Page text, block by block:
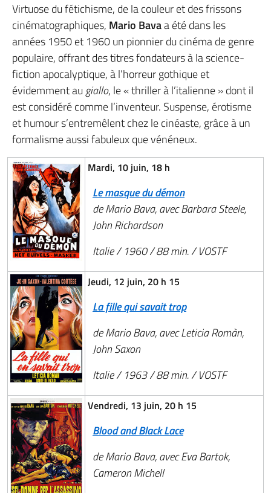
Virtuose du fétichisme, de la couleur et des frissons
cinématographiques, Mario Bavaa été dans les
années 1950 et 1960 un pionnier du cinéma de genre
populaire, offrant des titres fondateurs à la science-
fiction apocalyptique, à l’horreur gothique et
évidemment augiallo, le « thriller à l’italienne » dont il
est considéré comme l’inventeur. Suspense, érotisme
et humour s’entremêlent chez le cinéaste, grâce à un
formalisme aussi fabuleux que vénéneux.
Mardi, 10 juin, 18 h
Le masque du démon
de Mario Bava, avec Barbara Steele,
John Richardson
Italie / 1960 / 88 min. / VOSTF
Jeudi, 12 juin, 20 h 15
La fille qui savait trop
de Mario Bava, avec Leticia Romàn,
John Saxon
Italie / 1963 / 88 min. / VOSTF
Vendredi, 13 juin, 20 h 15
Blood and Black Lace
de Mario Bava, avec Eva Bartok,
Cameron Michell